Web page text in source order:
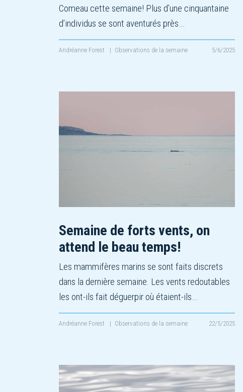
Comeau cette semaine! Plus d’une cinquantaine
d’individus se sont aventurés près…
Andréanne Forest | Observations de la semaine 5/6/2025
Semaine de forts vents, on
attend le beau temps!
Les mammifères marins se sont faits discrets
dans la dernière semaine. Les vents redoutables
les ont-ils fait déguerpir où étaient-ils…
Andréanne Forest | Observations de la semaine 22/5/2025